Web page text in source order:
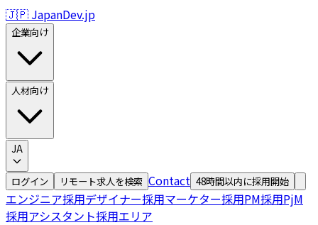
🇯🇵 JapanDev.jp
企業向け
人材向け
JA
ログイン リモート求人を検索 Contact 48時間以内に採用開始
エンジニア採用デザイナー採用マーケター採用PM採用PjM
採用アシスタント採用エリア